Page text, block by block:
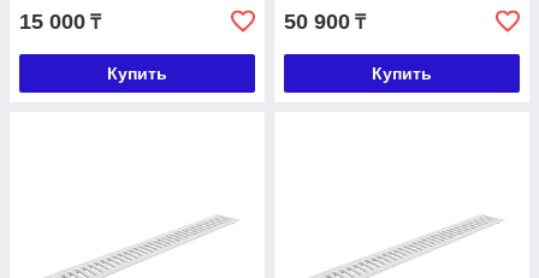
15 000 ₸
Купить
50 900 ₸
Купить